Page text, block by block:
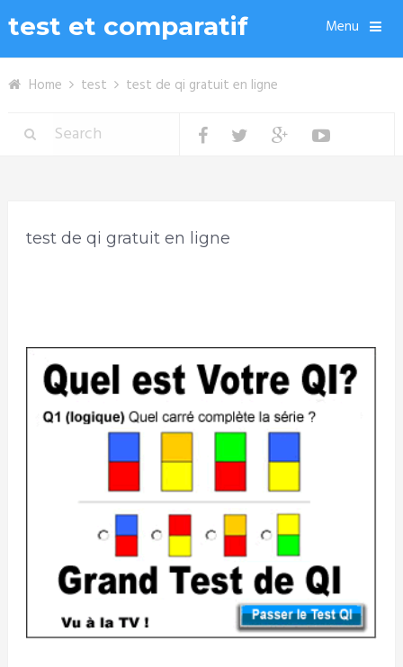
test et comparatif Menu
Home test test de qi gratuit en ligne
test de qi gratuit en ligne